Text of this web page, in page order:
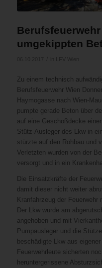
umgekippten
Zu einem technisch
Berufsfeuerwehr Wien
Haymogasse nach Wien-
pumpte gerade Beton über
auf eine Geschoßdecke
Stütz-Ausleger des Lkw in
stürzte auf den Rohbau und
Verletzten wurden von der
versorgt und in ein
Die Einsatzkräfte der
damit dieser nicht weiter
Kranfahrzeug der Feuerwehr
Der Lkw wurde am
angehoben und mit
Pumpausleger und die
beschädigte Lkw aus
Feuerwehrleute sicherten
heruntergerissene